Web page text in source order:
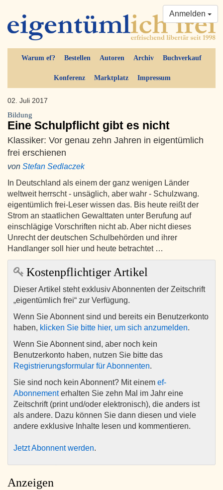
Warum ef? Bestellen Autoren Archiv Buchverkauf
Konferenz Marktplatz Impressum
Anmelden
02. Juli 2017
Bildung
Eine Schulpflicht gibt es nicht
Klassiker: Vor genau zehn Jahren in eigentümlich
frei erschienen
von Stefan Sedlaczek
In Deutschland als einem der ganz wenigen Länder
weltweit herrscht - unsäglich, aber wahr - Schulzwang.
eigentümlich frei-Leser wissen das. Bis heute reißt der
Strom an staatlichen Gewalttaten unter Berufung auf
einschlägige Vorschriften nicht ab. Aber nicht dieses
Unrecht der deutschen Schulbehörden und ihrer
Handlanger soll hier und heute betrachtet …
Kostenpflichtiger Artikel
Dieser Artikel steht exklusiv Abonnenten der Zeitschrift
„eigentümlich frei“ zur Verfügung.
Wenn Sie Abonnent sind und bereits ein Benutzerkonto
haben, klicken Sie bitte hier, um sich anzumelden.
Wenn Sie Abonnent sind, aber noch kein
Benutzerkonto haben, nutzen Sie bitte das
Registrierungsformular für Abonnenten.
Sie sind noch kein Abonnent? Mit einem ef-
Abonnementerhalten Sie zehn Mal im Jahr eine
Zeitschrift (print und/oder elektronisch), die anders ist
als andere. Dazu können Sie dann diesen und viele
andere exklusive Inhalte lesen und kommentieren.
Jetzt Abonnent werden.
Anzeigen